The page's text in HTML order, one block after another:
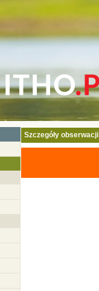
Szczegóły obserwacji